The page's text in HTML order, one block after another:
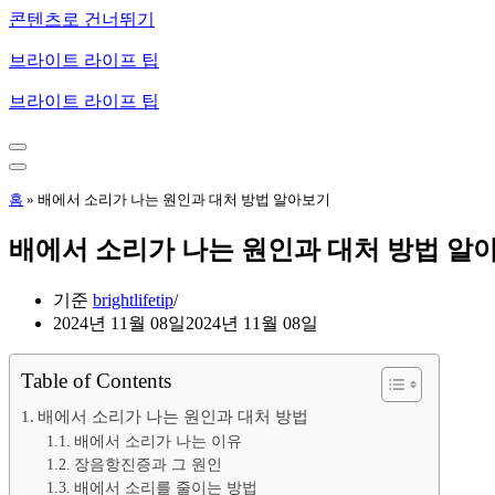
콘텐츠로 건너뛰기
브라이트 라이프 팁
브라이트 라이프 팁
내
비
게
션
메
내
비
이
션
홈 » 배에서 소리가 나는 원인과 대처 방법 알아보기
배에서 소리가 나는 원인과 대처 방법 알
기준 brightlifetip
2024년 11월 08일2024년 11월 08일
Table of Contents
배에서 소리가 나는 원인과 대처 방법
배에서 소리가 나는 이유
장음항진증과 그 원인
배에서 소리를 줄이는 방법